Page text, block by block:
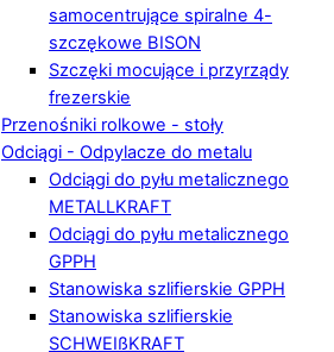
samocentrujące spiralne 4-
szczękowe BISON
Szczęki mocujące i przyrządy
frezerskie
Przenośniki rolkowe - stoły
Odciągi - Odpylacze do metalu
Odciągi do pyłu metalicznego
METALLKRAFT
Odciągi do pyłu metalicznego
GPPH
Stanowiska szlifierskie GPPH
Stanowiska szlifierskie
SCHWEIßKRAFT